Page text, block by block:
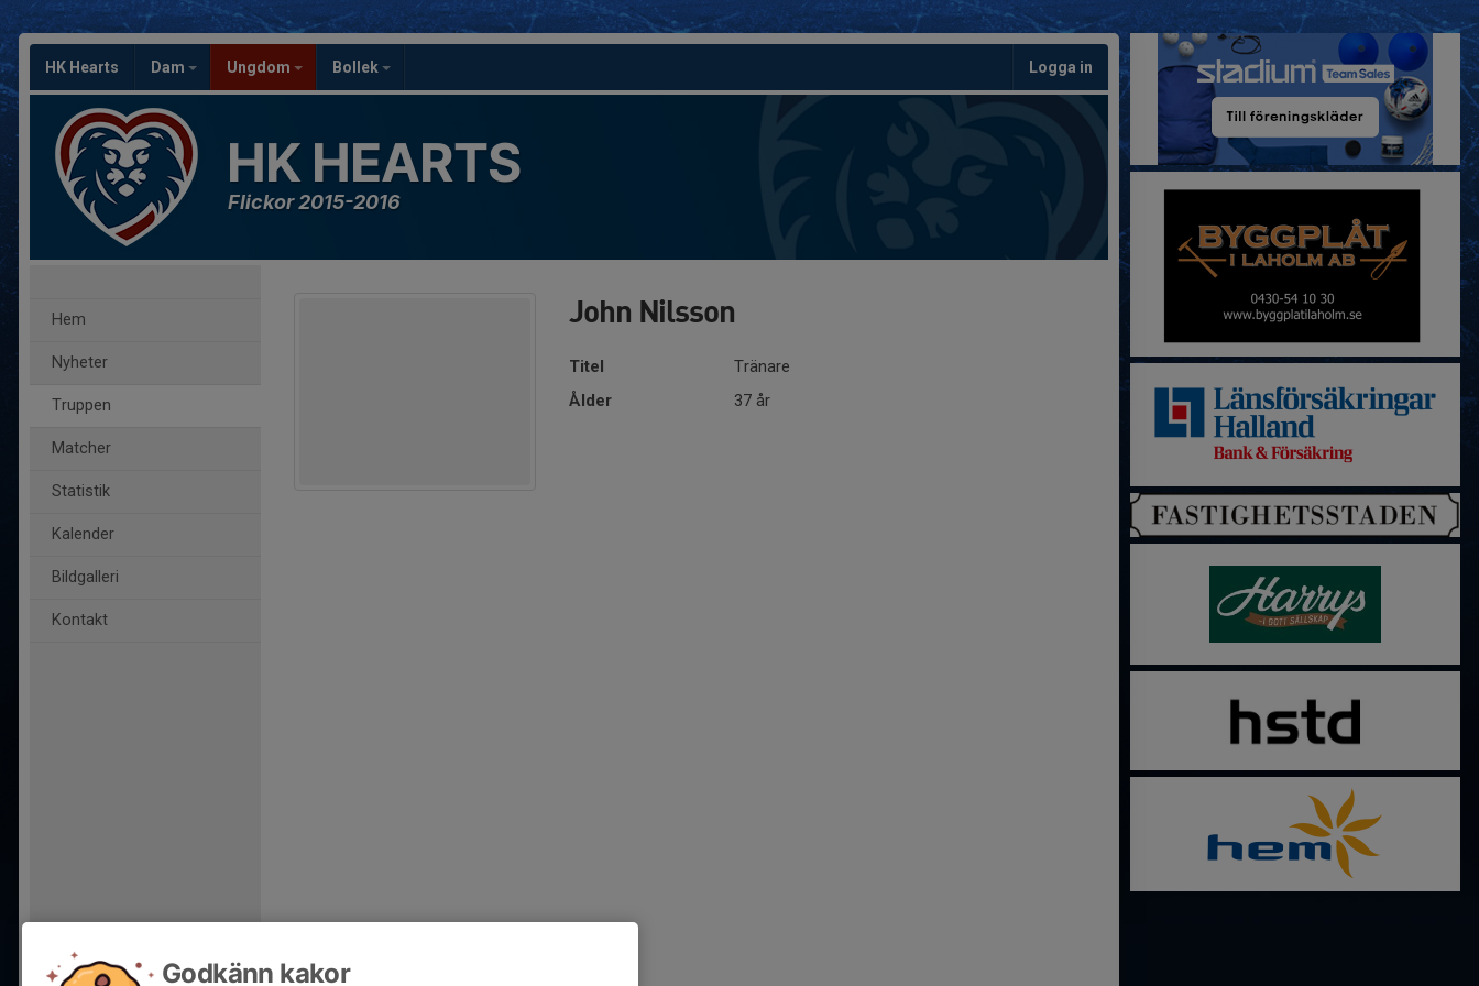
HK Hearts Dam Ungdom Bollek Logga in
HK HEARTS
Flickor 2015-2016
Hem
Nyheter
Truppen
Matcher
Statistik
Kalender
Bildgalleri
Kontakt
John Nilsson
Titel
Tränare
Ålder
37 år
Godkänn kakor